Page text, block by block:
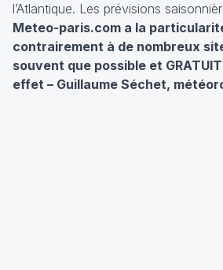
l’Atlantique. Les prévisions
Meteo-paris.com a la
contrairement à de nombreux
souvent que possible et
effet – Guillaume Séchet,